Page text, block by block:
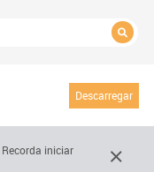
Descarregar
Recorda iniciar